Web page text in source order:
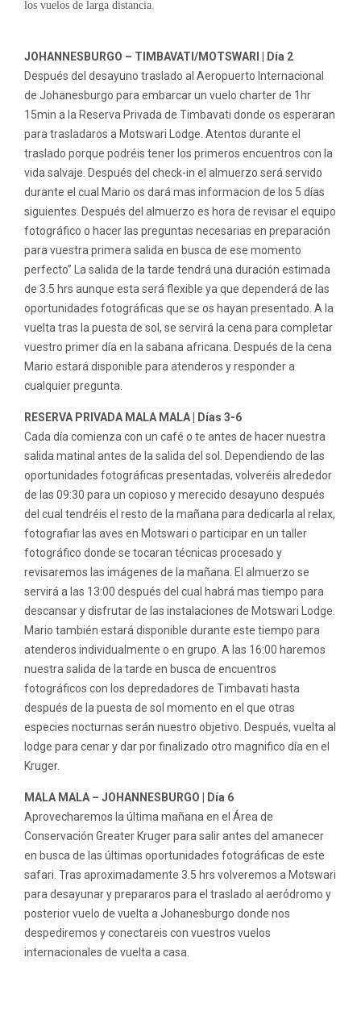
los vuelos de larga distancia.
JOHANNESBURGO – TIMBAVATI/MOTSWARI | Día 2
Después del desayuno traslado al Aeropuerto Internacional
de Johanesburgo para embarcar un vuelo charter de 1hr
15min a la Reserva Privada de Timbavati donde os esperaran
para trasladaros a Motswari Lodge. Atentos durante el
traslado porque podréis tener los primeros encuentros con la
vida salvaje. Después del check-in el almuerzo será servido
durante el cual Mario os dará mas informacion de los 5 días
siguientes. Después del almuerzo es hora de revisar el equipo
fotográfico o hacer las preguntas necesarias en preparación
para vuestra primera salida en busca de ese momento
perfecto” La salida de la tarde tendrá una duración estimada
de 3.5 hrs aunque esta será flexible ya que dependerá de las
oportunidades fotográficas que se os hayan presentado. A la
vuelta tras la puesta de sol, se servirá la cena para completar
vuestro primer día en la sabana africana. Después de la cena
Mario estará disponible para atenderos y responder a
cualquier pregunta.
RESERVA PRIVADA MALA MALA | Días 3-6
Cada día comienza con un café o te antes de hacer nuestra
salida matinal antes de la salida del sol. Dependiendo de las
oportunidades fotográficas presentadas, volveréis alrededor
de las 09:30 para un copioso y merecido desayuno después
del cual tendréis el resto de la mañana para dedicarla al relax,
fotografiar las aves en Motswari o participar en un taller
fotográfico donde se tocaran técnicas procesado y
revisaremos las imágenes de la mañana. El almuerzo se
servirá a las 13:00 después del cual habrá mas tiempo para
descansar y disfrutar de las instalaciones de Motswari Lodge.
Mario también estará disponible durante este tiempo para
atenderos individualmente o en grupo. A las 16:00 haremos
nuestra salida de la tarde en busca de encuentros
fotográficos con los depredadores de Timbavati hasta
después de la puesta de sol momento en el que otras
especies nocturnas serán nuestro objetivo. Después, vuelta al
lodge para cenar y dar por finalizado otro magnifico día en el
Kruger.
MALA MALA – JOHANNESBURGO | Día 6
Aprovecharemos la última mañana en el Área de
Conservación Greater Kruger para salir antes del amanecer
en busca de las últimas oportunidades fotográficas de este
safari. Tras aproximadamente 3.5 hrs volveremos a Motswari
para desayunar y prepararos para el traslado al aeródromo y
posterior vuelo de vuelta a Johanesburgo donde nos
despediremos y conectareis con vuestros vuelos
internacionales de vuelta a casa.